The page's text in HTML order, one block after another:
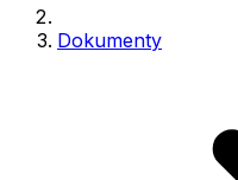
Dokumenty